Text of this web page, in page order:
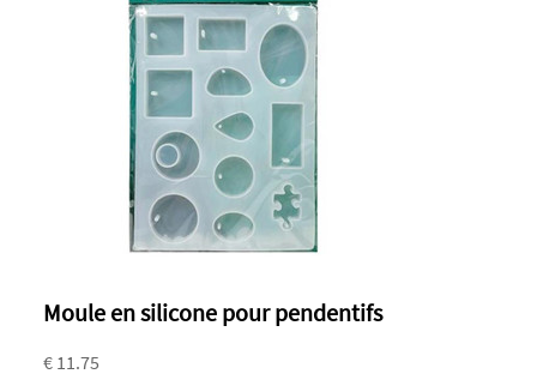
Moule en silicone pour pendentifs
€ 11.75